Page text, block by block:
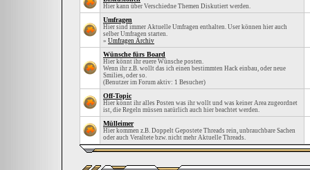
Hier kann über Verschiedne Themen Diskutiert werden.
Umfragen
Hier sind immer Aktuelle Umfragen enthalten. User können hier auch
selber Umfragen starten.
» Umfragen Archiv
Wünsche fürs Board
Hier könnt ihr euere Wünsche posten.
Wenn ihr z.B. wollt das ich einen bestimmten Hack einbau, oder neue
Smilies, oder so.
(Benutzer im Forum aktiv: 1 Besucher)
Off-Topic
Hier könnt ihr alles Posten was ihr wollt und was keiner Area zugeordnet
ist, die Regeln müssen natürlich auch hier beachtet werden.
Mülleimer
Hier kommen z.B. Doppelt Gepostete Threads rein, unbrauchbare Sachen
oder auch Veraltete bzw. nicht mehr Aktuelle Threads.